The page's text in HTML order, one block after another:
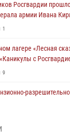
Росгвардии
армии Ивана
1
лагере «Лесная
с
9